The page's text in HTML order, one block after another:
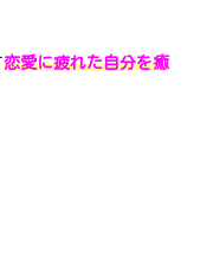
恋愛に疲れた自分を癒